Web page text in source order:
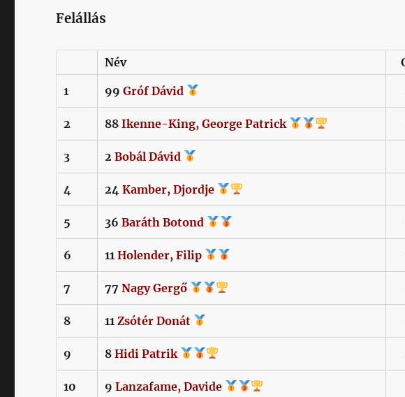
Felállás
Név
1 99Gróf Dávid
2 88Ikenne-King, George Patrick
3 2Bobál Dávid
4 24Kamber, Djordje
5 36Baráth Botond
6 11Holender, Filip
7 77Nagy Gergő
8 11Zsótér Donát
9 8Hidi Patrik
10 9Lanzafame, Davide